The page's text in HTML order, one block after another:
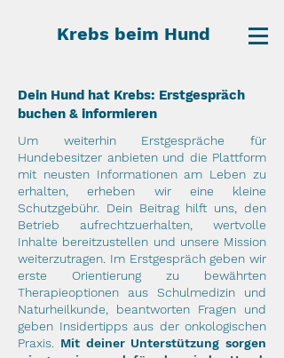
Krebs beim Hund
Dein Hund hat Krebs: Erstgespräch
buchen & informieren
Um weiterhin Erstgespräche für
Hundebesitzer anbieten und die Plattform
mit neusten Informationen am Leben zu
erhalten, erheben wir eine kleine
Schutzgebühr. Dein Beitrag hilft uns, den
Betrieb aufrechtzuerhalten, wertvolle
Inhalte bereitzustellen und unsere Mission
weiterzutragen. Im Erstgespräch geben wir
erste Orientierung zu bewährten
Therapieoptionen aus Schulmedizin und
Naturheilkunde, beantworten Fragen und
geben Insidertipps aus der onkologischen
Praxis. Mit deiner Unterstützung sorgen